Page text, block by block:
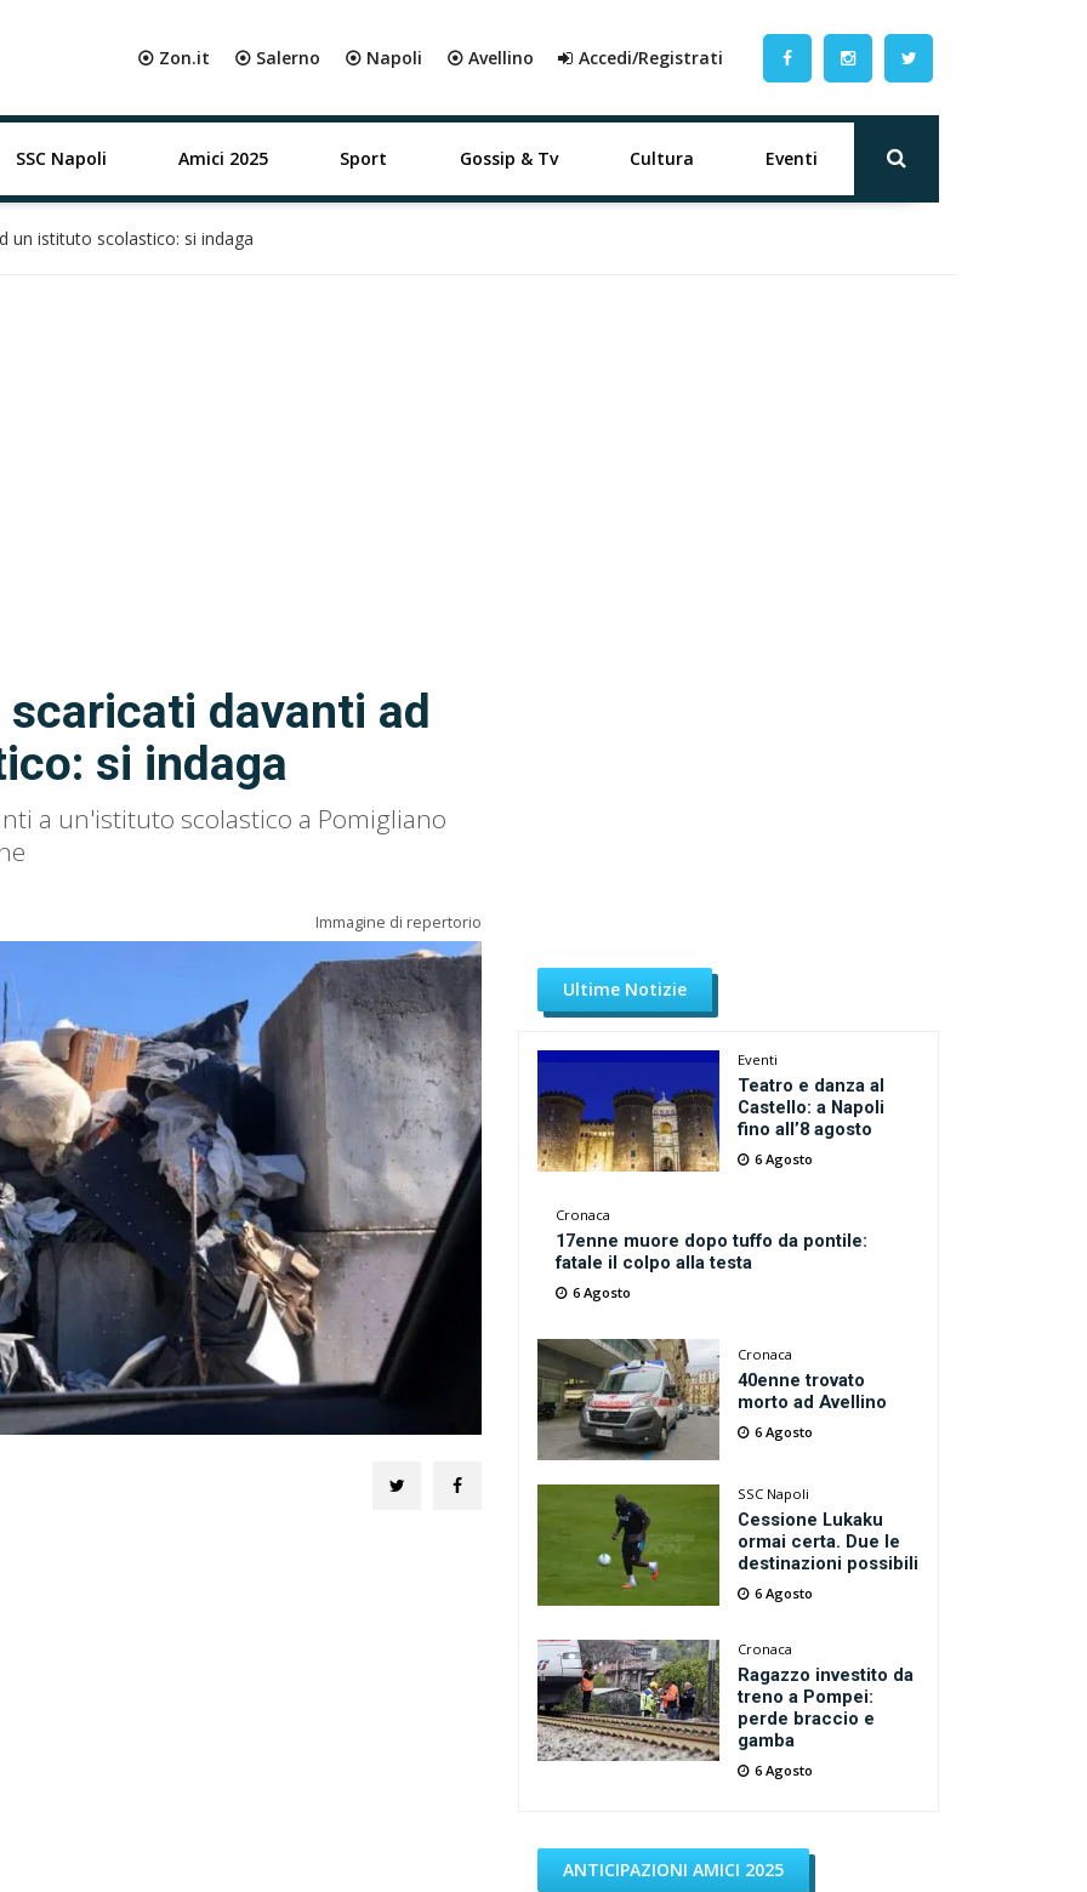
⦿ Zon.it ⦿ Salerno ⦿ Napoli ⦿ Avellino Accedi/Registrati
SSC Napoli Amici 2025 Sport Gossip & Tv Cultura Eventi
un istituto scolastico: si indaga
davanti ad
si indaga
a un'istituto scolastico a Pomigliano
Immagine di repertorio
Ultime Notizie
Eventi
Teatro e danza al
Castello: a Napoli
fino all’8 agosto
6 Agosto
Cronaca
17enne muore dopo tuffo da pontile:
fatale il colpo alla testa
6 Agosto
Cronaca
40enne trovato
morto ad Avellino
6 Agosto
SSC Napoli
Cessione Lukaku
ormai certa. Due le
destinazioni possibili
6 Agosto
Cronaca
Ragazzo investito da
treno a Pompei:
perde braccio e
gamba
6 Agosto
ANTICIPAZIONI AMICI 2025